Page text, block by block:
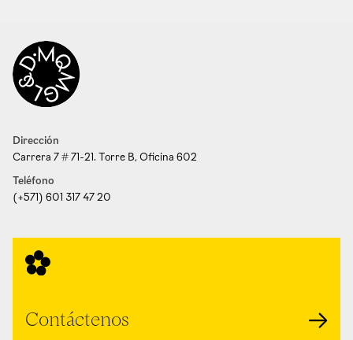
Dirección
Carrera 7 # 71-21. Torre B, Oficina 602
Teléfono
(+571) 601 317 47 20
Contáctenos